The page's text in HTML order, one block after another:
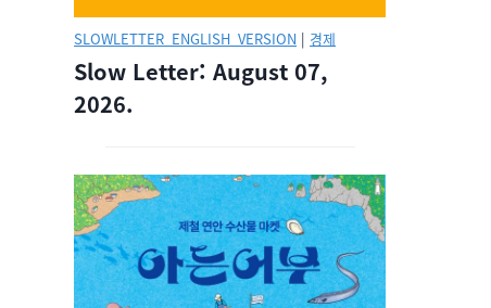
SLOWLETTER_ENGLISH_VERSION | 경제
Slow Letter: August 07,
2026.